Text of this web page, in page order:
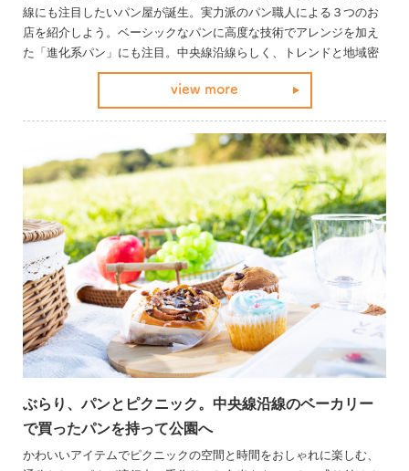
線にも注目したいパン屋が誕生。実力派のパン職人による３つのお
店を紹介しよう。ベーシックなパンに高度な技術でアレンジを加え
た「進化系パン」にも注目。中央線沿線らしく、トレンドと地域密
着の両立を目指すお店ばかりだ。
view more
ぶらり、パンとピクニック。中央線沿線のベーカリー
で買ったパンを持って公園へ
かわいいアイテムでピクニックの空間と時間をおしゃれに楽しむ、